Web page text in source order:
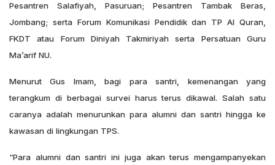
Pesantren Salafiyah, Pasuruan; Pesantren Tambak Beras,
Jombang; serta Forum Komunikasi Pendidik dan TP Al Quran,
FKDT atau Forum Diniyah Takmiriyah serta Persatuan Guru
Ma’arif NU.
Menurut Gus Imam, bagi para santri, kemenangan yang
terangkum di berbagai survei harus terus dikawal. Salah satu
caranya adalah menurunkan para alumni dan santri hingga ke
kawasan di lingkungan TPS.
“Para alumni dan santri ini juga akan terus mengampanyekan